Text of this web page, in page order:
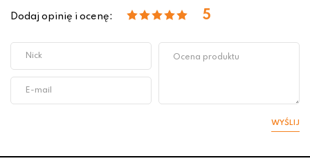
Dodaj opinię i ocenę: 5
WYŚLIJ